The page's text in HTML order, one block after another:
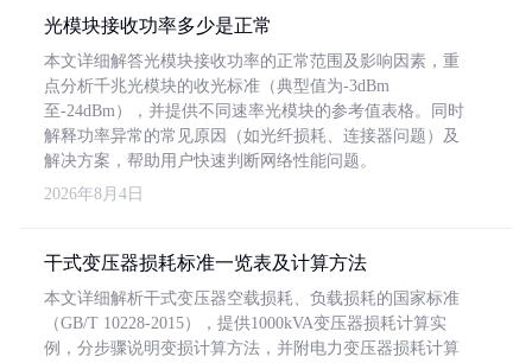
光模块接收功率多少是正常
本文详细解答光模块接收功率的正常范围及影响因素，重
点分析千兆光模块的收光标准（典型值为-3dBm
至-24dBm），并提供不同速率光模块的参考值表格。同时
解释功率异常的常见原因（如光纤损耗、连接器问题）及
解决方案，帮助用户快速判断网络性能问题。
2026年8月4日
干式变压器损耗标准一览表及计算方法
本文详细解析干式变压器空载损耗、负载损耗的国家标准
（GB/T 10228-2015），提供1000kVA变压器损耗计算实
例，分步骤说明变损计算方法，并附电力变压器损耗计算